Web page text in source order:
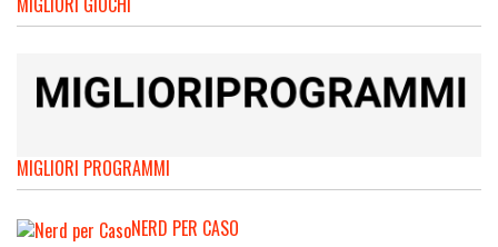
MIGLIORI PROGRAMMI
NERD PER CASO